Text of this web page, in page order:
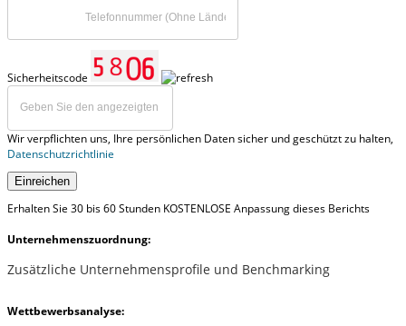
Sicherheitscode
Wir verpflichten uns, Ihre persönlichen Daten sicher und geschützt zu halten,
Datenschutzrichtlinie
Einreichen
Erhalten Sie 30 bis 60 Stunden KOSTENLOSE Anpassung dieses Berichts
Unternehmenszuordnung:
Zusätzliche Unternehmensprofile und Benchmarking
Wettbewerbsanalyse: